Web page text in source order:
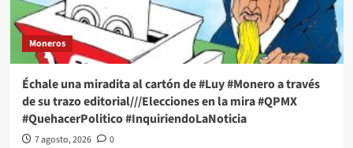
Moneros
Échale una miradita al cartón de #Luy #Monero a través
de su trazo editorial///Elecciones en la mira #QPMX
#QuehacerPolitico #InquiriendoLaNoticia
7 agosto, 2026 0